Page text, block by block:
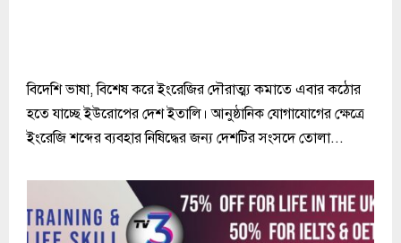
বিদেশি ভাষা, বিশেষ করে ইংরেজির দৌরাত্ম্য কমাতে এবার কঠোর
হতে যাচ্ছে ইউরোপের দেশ ইতালি। আনুষ্ঠানিক যোগাযোগের ক্ষেত্রে
ইংরেজি শব্দের ব্যবহার নিষিদ্ধের জন্য দেশটির সংসদে তোলা...